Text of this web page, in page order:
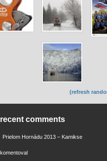
(refresh
recent comments
Prielom Hornádu 2013 – Kamikse
komentoval